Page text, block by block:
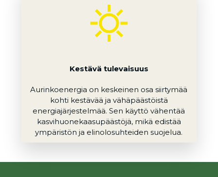
Kestävä tulevaisuus
Aurinkoenergia on keskeinen osa siirtymää
kohti kestävää ja vähäpäästöistä
energiajärjestelmää. Sen käyttö vähentää
kasvihuonekaasupäästöjä, mikä edistää
ympäristön ja elinolosuhteiden suojelua.